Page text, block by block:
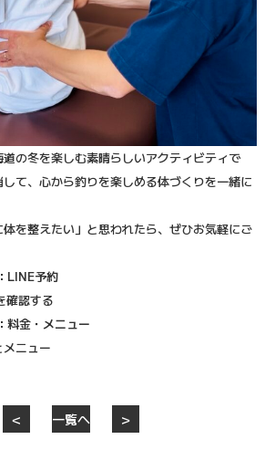
の冬を楽しむ素晴らしいアクティビティで
て、心から釣りを楽しめる体づくりを一緒に
を整えたい」と思われたら、ぜひお気軽にご
LINE予約
確認する
料金・メニュー
ニュー
＜ 一覧へ ＞